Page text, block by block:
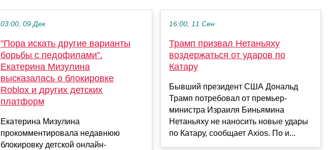
03:00, 09 Дек
"Пора искать другие варианты
борьбы с педофилами".
Екатерина Мизулина
высказалась о блокировке
Roblox и других детских
платформ
Екатерина Мизулина
прокомментировала недавнюю
блокировку детской онлайн-
16:00, 11 Сен
Трамп призвал Нетаньяху
воздержаться от ударов по
Катару
Бывший президент США Дональд
Трамп потребовал от премьер-
министра Израиля Биньямина
Нетаньяху не наносить новые удары
по Катару, сообщает Axios. По и...